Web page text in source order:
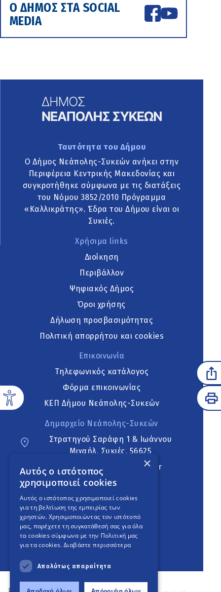
Ο ΔΗΜΟΣ ΣΤΑ SOCIAL
MEDIA
Ταυτότητα του Δήμου
Ο Δήμος Νεάπολης-Συκεών ανήκει στην
Περιφέρεια Κεντρικής Μακεδονίας και
συγκροτήθηκε σύμφωνα με τις διατάξεις
του Νόμου 3852/2010 Πρόγραμμα
«Καλλικράτης». Έδρα του Δήμου είναι οι
Συκιές.
Χρήσιμα links
Διοίκηση
Περιβάλλον
Ψηφιακός Δήμος
Όροι χρήσης
Δήλωση προσβασιμότητας
Πολιτική απορρήτου και cookies
Επικοινωνία
Τηλεφωνικός κατάλογος
Φόρμα επικοινωνίας
ΚΕΠ Δήμου Νεάπολης-Συκεών
Δημαρχείο Νεάπολης-Συκεών
Στρατηγού Σαράφη 1 & Ιωάννου
Μιχαήλ, Συκιές, 56625
neapoli.sykies@ddt.gov.gr
Ακολουθήστε
English Version
An project
×
Αυτός ο ιστότοπος
χρησιμοποιεί cookies
Αυτός ο ιστότοπος χρησιμοποιεί cookies
για τη βελτίωση της εμπειρίας των
χρηστών. Χρησιμοποιώντας τον ιστότοπό
μας, παρέχετε τη συγκατάθεσή σας για όλα
τα cookies σύμφωνα με την Πολιτική μας
για τα cookies. Διαβάστε περισσότερα
Απολύτως απαραίτητα